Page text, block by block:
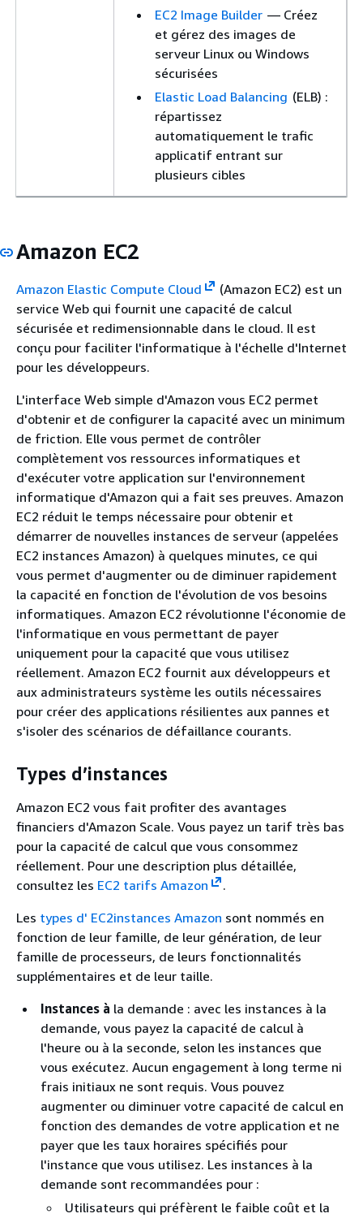
EC2 Image Builder — Créez
et gérez des images de
serveur Linux ou Windows
sécurisées
Elastic Load Balancing (ELB) :
répartissez
automatiquement le trafic
applicatif entrant sur
plusieurs cibles
Amazon EC2
Amazon Elastic Compute Cloud
(Amazon EC2) est un
service Web qui fournit une capacité de calcul
sécurisée et redimensionnable dans le cloud. Il est
conçu pour faciliter l'informatique à l'échelle d'Internet
pour les développeurs.
L'interface Web simple d'Amazon vous EC2 permet
d'obtenir et de configurer la capacité avec un minimum
de friction. Elle vous permet de contrôler
complètement vos ressources informatiques et
d'exécuter votre application sur l'environnement
informatique d'Amazon qui a fait ses preuves. Amazon
EC2 réduit le temps nécessaire pour obtenir et
démarrer de nouvelles instances de serveur (appelées
EC2 instances Amazon) à quelques minutes, ce qui
vous permet d'augmenter ou de diminuer rapidement
la capacité en fonction de l'évolution de vos besoins
informatiques. Amazon EC2 révolutionne l'économie de
l'informatique en vous permettant de payer
uniquement pour la capacité que vous utilisez
réellement. Amazon EC2 fournit aux développeurs et
aux administrateurs système les outils nécessaires
pour créer des applications résilientes aux pannes et
s'isoler des scénarios de défaillance courants.
Types d’instances
Amazon EC2 vous fait profiter des avantages
financiers d'Amazon Scale. Vous payez un tarif très bas
pour la capacité de calcul que vous consommez
réellement. Pour une description plus détaillée,
consultez les EC2 tarifs Amazon
.
Les types d' EC2instances Amazon sont nommés en
fonction de leur famille, de leur génération, de leur
famille de processeurs, de leurs fonctionnalités
supplémentaires et de leur taille.
Instances à la demande : avec les instances à la
demande, vous payez la capacité de calcul à
l'heure ou à la seconde, selon les instances que
vous exécutez. Aucun engagement à long terme ni
frais initiaux ne sont requis. Vous pouvez
augmenter ou diminuer votre capacité de calcul en
fonction des demandes de votre application et ne
payer que les taux horaires spécifiés pour
l'instance que vous utilisez. Les instances à la
demande sont recommandées pour :
Utilisateurs qui préfèrent le faible coût et la